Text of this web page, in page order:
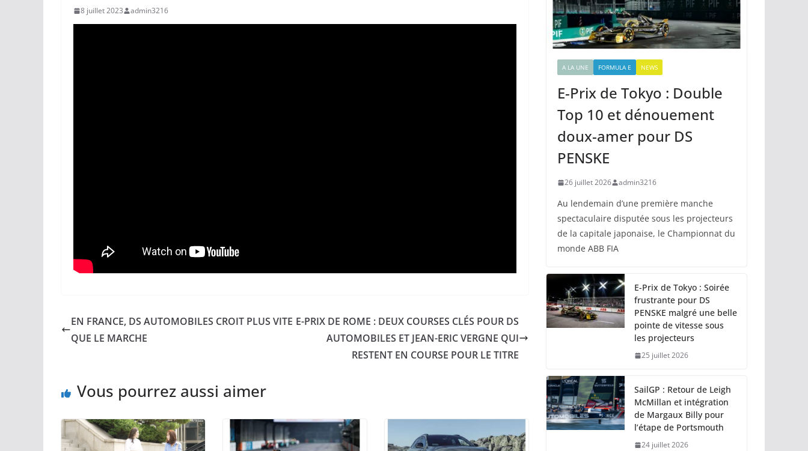
8 juillet 2023 admin3216
EN FRANCE, DS AUTOMOBILES CROIT PLUS VITE
QUE LE MARCHE
E-PRIX DE ROME : DEUX COURSES CLÉS POUR DS
AUTOMOBILES ET JEAN-ERIC VERGNE QUI
RESTENT EN COURSE POUR LE TITRE
Vous pourrez aussi aimer
A LA UNE FORMULA E NEWS
E-Prix de Tokyo : Double
Top 10 et dénouement
doux-amer pour DS
PENSKE
26 juillet 2026 admin3216
Au lendemain d’une première manche
spectaculaire disputée sous les projecteurs
de la capitale japonaise, le Championnat du
monde ABB FIA
E-Prix de Tokyo : Soirée
frustrante pour DS
PENSKE malgré une belle
pointe de vitesse sous
les projecteurs
25 juillet 2026
SailGP : Retour de Leigh
McMillan et intégration
de Margaux Billy pour
l’étape de Portsmouth
24 juillet 2026